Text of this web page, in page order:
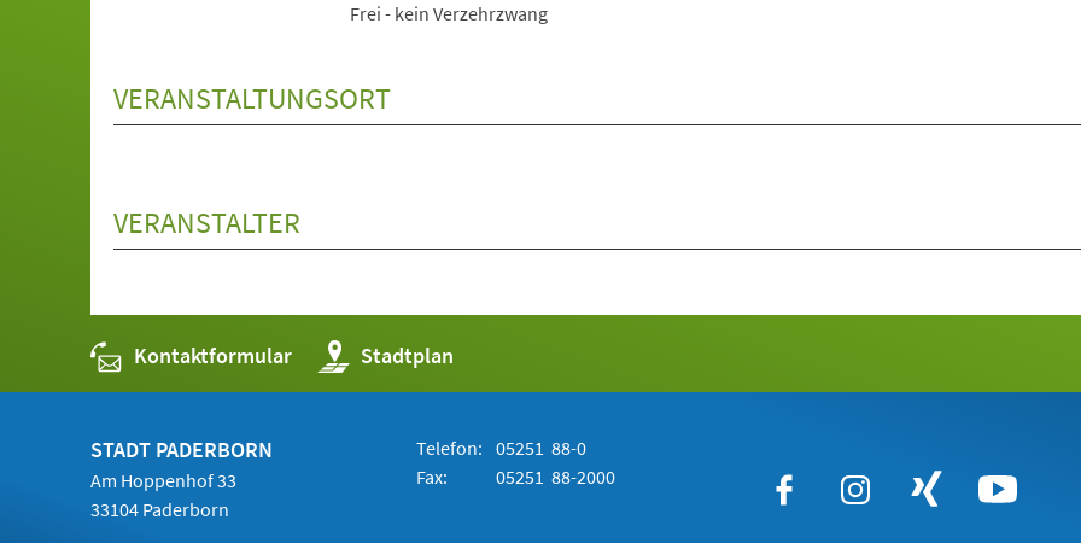
Frei - kein Verzehrzwang
VERANSTALTUNGSORT
VERANSTALTER
Kontaktformular Stadtplan
(Öffnet
in
einem
STADT PADERBORN
Am Hoppenhof 33
33104 Paderborn
Telefon: 05251 88-0
Fax:
05251 88-2000